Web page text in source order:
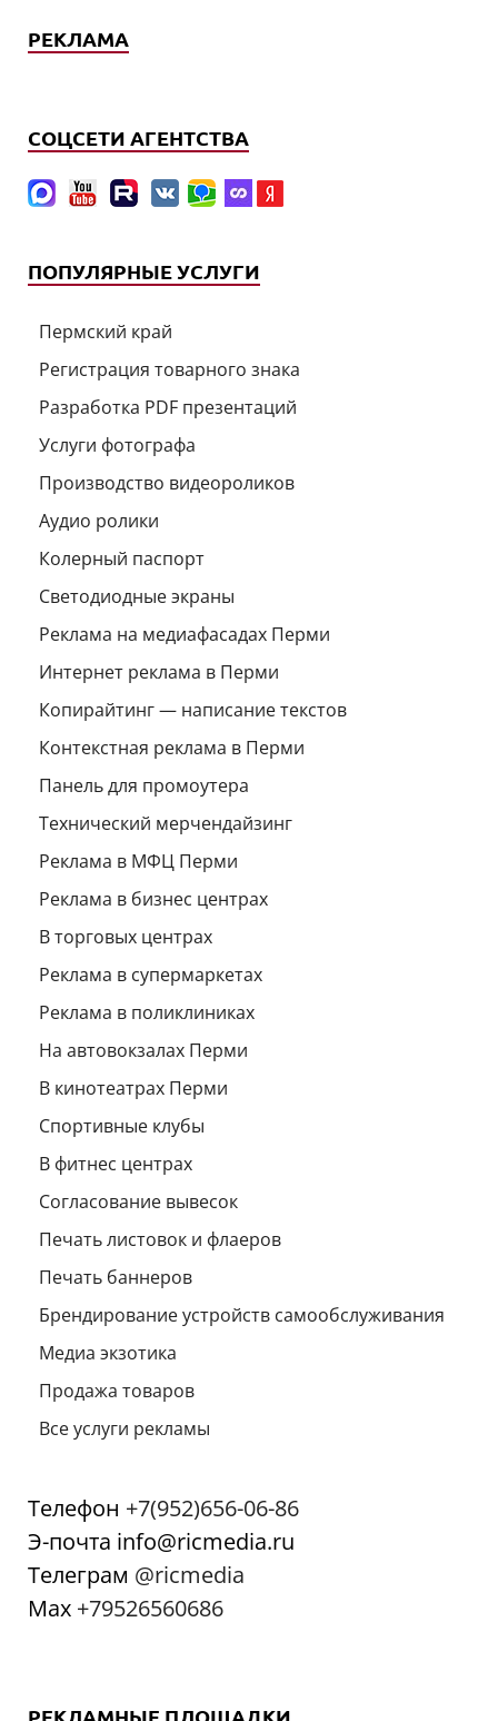
РЕКЛАМА
СОЦСЕТИ АГЕНТСТВА
ПОПУЛЯРНЫЕ УСЛУГИ
Пермский край
Регистрация товарного знака
Разработка PDF презентаций
Услуги фотографа
Производство видеороликов
Аудио ролики
Колерный паспорт
Светодиодные экраны
Реклама на медиафасадах Перми
Интернет реклама в Перми
Копирайтинг — написание текстов
Контекстная реклама в Перми
Панель для промоутера
Технический мерчендайзинг
Реклама в МФЦ Перми
Реклама в бизнес центрах
В торговых центрах
Реклама в супермаркетах
Реклама в поликлиниках
На автовокзалах Перми
В кинотеатрах Перми
Спортивные клубы
В фитнес центрах
Согласование вывесок
Печать листовок и флаеров
Печать баннеров
Брендирование устройств самообслуживания
Медиа экзотика
Продажа товаров
Все услуги рекламы
Телефон +7(952)656-06-86
Э-почта info@ricmedia.ru
Телеграм @ricmedia
Мах +79526560686